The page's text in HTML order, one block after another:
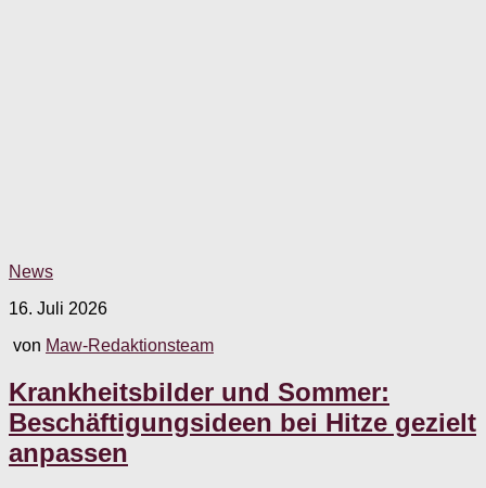
News
16. Juli 2026
von Maw-Redaktionsteam
Krankheitsbilder und Sommer:
Beschäftigungsideen bei Hitze gezielt
anpassen